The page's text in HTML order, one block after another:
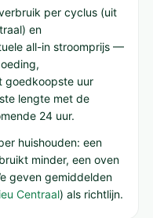
per cyclus (uit
en
all-in stroomprijs —
goedkoopste uur
lengte met de
24 uur.
huishouden: een
minder, een oven
geven gemiddelden
Centraal) als richtlijn.